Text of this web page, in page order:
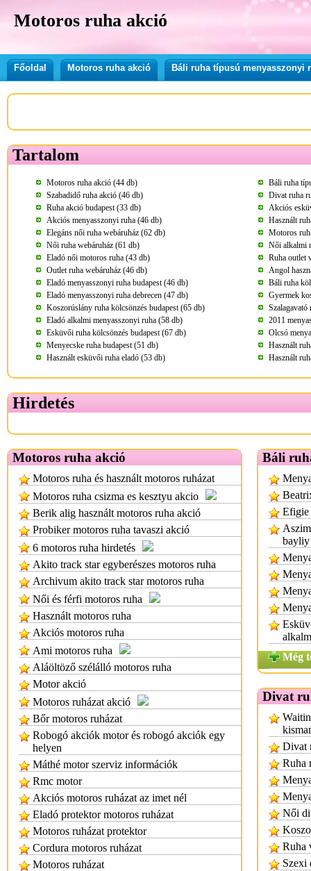
Motoros ruha akció
Főoldal Motoros ruha akció Báli ruha típusú menyasszonyi
Tartalom
Motoros ruha akció (44 db)
Báli ruha
Szabadidő ruha akció (46 db)
Divat ruha
Ruha akció budapest (33 db)
Akciós
Akciós menyasszonyi ruha (46 db)
Használt
Elegáns női ruha webáruház (62 db)
Motoros
Női ruha webáruház (61 db)
Női alkalmi
Eladó női motoros ruha (43 db)
Ruha outlet
Outlet ruha webáruház (46 db)
Angol
Eladó menyasszonyi ruha budapest (46 db)
Báli ruha
Eladó menyasszonyi ruha debrecen (47 db)
Gyermek
Koszorúslány ruha kölcsönzés budapest (65 db)
Szalagavató
Eladó alkalmi menyasszonyi ruha (58 db)
2011
Esküvői ruha kölcsönzés budapest (67 db)
Olcsó
Menyecske ruha budapest (51 db)
Használt
Használt esküvői ruha eladó (53 db)
Használt
Hirdetés
Motoros ruha akció
Motoros ruha és használt motoros ruházat
Motoros ruha csizma es kesztyu akcio
Berik alig használt motoros ruha akció
Probiker motoros ruha tavaszi akció
6 motoros ruha hirdetés
Akito track star egyberészes motoros ruha
Archivum akito track star motoros ruha
Női és férfi motoros ruha
Használt motoros ruha
Akciós motoros ruha
Ami motoros ruha
Aláöltöző szélálló motoros ruha
Motor akció
Motoros ruházat akció
Bőr motoros ruházat
Robogó akciók motor és robogó akciók egy
helyen
Máthé motor szerviz információk
Rmc motor
Akciós motoros ruházat az imet nél
Eladó protektor motoros ruházat
Motoros ruházat protektor
Cordura motoros ruházat
Motoros ruházat
Báli
Efigie
bayliy
Még
Divat
Divat
Ruha
Női
Ruha
Szexi